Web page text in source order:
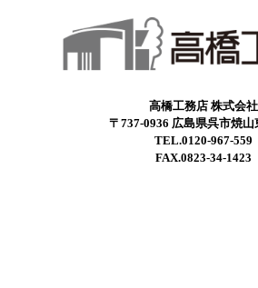
高橋工務店 株式会社
〒737-0936 広島県呉市焼山
TEL.0120-967-559
FAX.0823-34-1423